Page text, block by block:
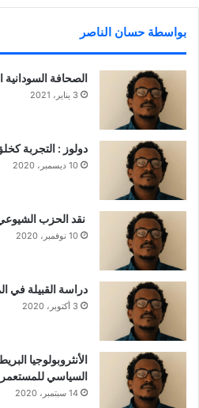
بواسطة حسان الناصر
الصحافة السودانية
3 يناير، 2021
دولوز : التجربة
10 ديسمبر، 2020
نقد الحزب
10 نوفمبر، 2020
دراسة القبيلة في
3 أكتوبر، 2020
الأنثروبولوجيا
السياسي
14 سبتمبر، 2020